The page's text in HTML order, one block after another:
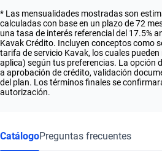
* Las mensualidades mostradas son
calculadas con base en un plazo de 72
una tasa de interés referencial del 17.5%
Kavak Crédito. Incluyen conceptos como
tarifa de servicio Kavak, los cuales
aplica) según tus preferencias. La opción
a aprobación de crédito, validación
del plan. Los términos finales se
autorización.
CatálogoPreguntas frecuentes